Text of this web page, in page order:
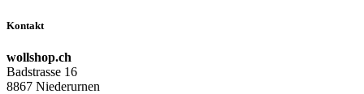
Kontakt
wollshop.ch
Badstrasse 16
8867 Niederurnen